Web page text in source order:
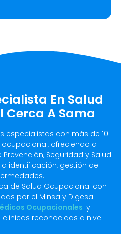
En Salud
Cerca A Sama
especialistas con más de 10
ofreciendo a
Seguridad y Salud
identificación, gestión de
de Salud Ocupacional con
por el Minsa y Digesa
Ocupacionales y
reconocidas a nivel